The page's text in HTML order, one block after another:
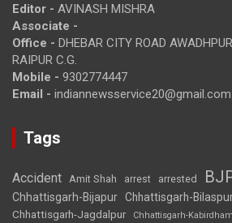
Editor - AVINASH MISHRA
Associate -
Office - DHEBAR CITY ROAD
RAIPUR C.G.
Mobile - 9302774447
Email - indiannewsservice20@gmail.com
Tags
Accident Amit Shah arrest arrested
Chhattisgarh-Bijapur Chhattisgarh-
Chhattisgarh-Jagdalpur Chhattisgarh-Kabirdham